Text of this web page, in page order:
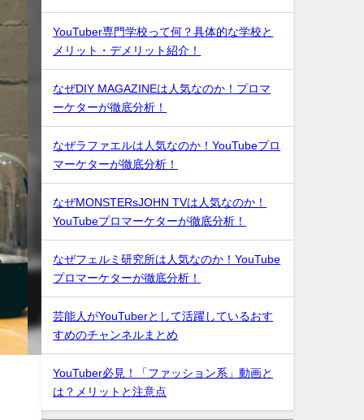
YouTuber専門学校って何？具体的な学校と
メリット・デメリット紹介！
なぜDIY MAGAZINEは人気なのか！プロマ
ーケターが徹底分析！
なぜラファエルは人気なのか！YouTubeプロ
マーケターが徹底分析！
なぜMONSTERsJOHN TVは人気なのか！
YouTubeプロマーケターが徹底分析！
なぜフェルミ研究所は人気なのか！YouTube
プロマーケターが徹底分析！
芸能人がYouTuberとして活躍しているおす
すめのチャンネルまとめ
YouTuber必見！「ファッション系」動画と
は？メリットと注意点